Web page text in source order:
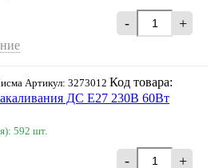
- +
Артикул: 3273012 Код товара:
ДС Е27 230В 60Вт
592 шт.
- +